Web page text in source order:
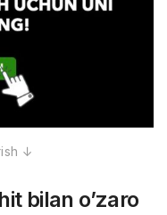
bilan o’zaro